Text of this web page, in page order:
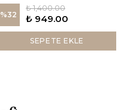
%32
₺ 1,400.00
₺ 949.00
SEPETE EKLE